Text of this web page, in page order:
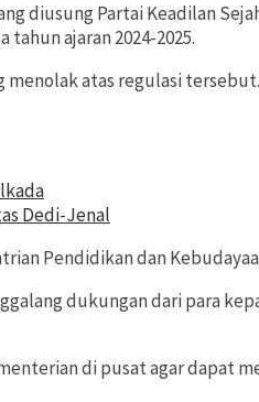
diusung Partai Keadilan
ajaran 2024-2025.
menolak atas regulasi tersebut.
Dedi-Jenal
Pendidikan dan
dukungan dari para
di pusat agar dapat